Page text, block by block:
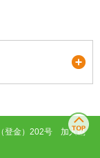
登金）202号 加入協